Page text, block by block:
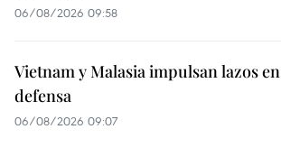
06/08/2026 09:58
Vietnam y Malasia impulsan lazos en
defensa
06/08/2026 09:07